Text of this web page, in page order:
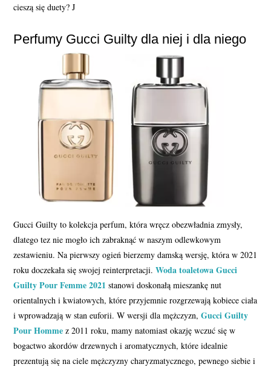
cieszą się duety? J
Perfumy Gucci Guilty dla niej i dla niego
Gucci Guilty to kolekcja perfum, która wręcz obezwładnia zmysły,
dlatego tez nie mogło ich zabraknąć w naszym odlewkowym
zestawieniu. Na pierwszy ogień bierzemy damską wersję, która w 2021
roku doczekała się swojej reinterpretacji.Woda toaletowa Gucci
Guilty Pour Femme 2021 stanowi doskonałą mieszankę nut
orientalnych i kwiatowych, które przyjemnie rozgrzewają kobiece ciała
i wprowadzają w stan euforii. W wersji dla mężczyzn,Gucci Guilty
Pour Homme z 2011 roku, mamy natomiast okazję wczuć się w
bogactwo akordów drzewnych i aromatycznych, które idealnie
prezentują się na ciele mężczyzny charyzmatycznego, pewnego siebie i